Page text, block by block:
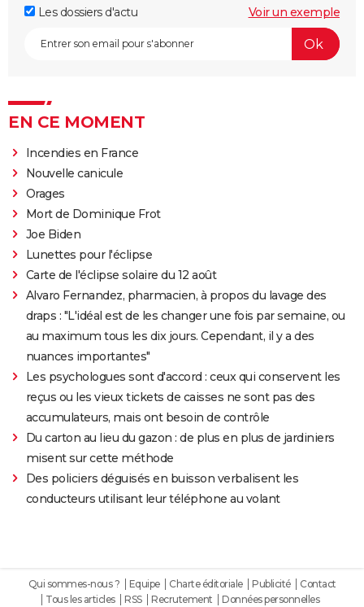
Les dossiers d'actu
Voir un exemple
EN CE MOMENT
Incendies en France
Nouvelle canicule
Orages
Mort de Dominique Frot
Joe Biden
Lunettes pour l'éclipse
Carte de l'éclipse solaire du 12 août
Alvaro Fernandez, pharmacien, à propos du lavage des
draps : "L'idéal est de les changer une fois par semaine, ou
au maximum tous les dix jours. Cependant, il y a des
nuances importantes"
Les psychologues sont d'accord : ceux qui conservent les
reçus ou les vieux tickets de caisses ne sont pas des
accumulateurs, mais ont besoin de contrôle
Du carton au lieu du gazon : de plus en plus de jardiniers
misent sur cette méthode
Des policiers déguisés en buisson verbalisent les
conducteurs utilisant leur téléphone au volant
Qui sommes-nous ? Equipe Charte éditoriale Publicité
Contact
Tous les articles
RSS Recrutement Données personnelles